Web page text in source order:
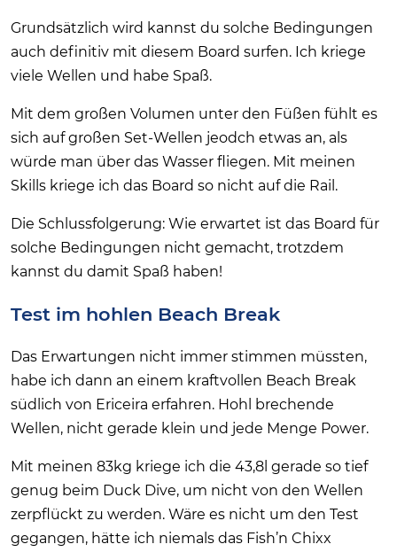
Grundsätzlich wird kannst du solche Bedingungen
auch definitiv mit diesem Board surfen. Ich kriege
viele Wellen und habe Spaß.
Mit dem großen Volumen unter den Füßen fühlt es
sich auf großen Set-Wellen jeodch etwas an, als
würde man über das Wasser fliegen. Mit meinen
Skills kriege ich das Board so nicht auf die Rail.
Die Schlussfolgerung: Wie erwartet ist das Board für
solche Bedingungen nicht gemacht, trotzdem
kannst du damit Spaß haben!
Test im hohlen Beach Break
Das Erwartungen nicht immer stimmen müssten,
habe ich dann an einem kraftvollen Beach Break
südlich von Ericeira erfahren. Hohl brechende
Wellen, nicht gerade klein und jede Menge Power.
Mit meinen 83kg kriege ich die 43,8l gerade so tief
genug beim Duck Dive, um nicht von den Wellen
zerpflückt zu werden. Wäre es nicht um den Test
gegangen, hätte ich niemals das Fish’n Chixx